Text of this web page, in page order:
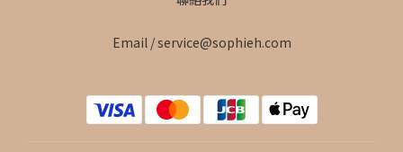
Email / service@sophieh.com